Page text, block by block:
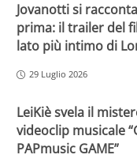
Jovanotti si
prima: il trailer del
lato più intimo di
29 Luglio 2026
LeiKiè svela il
videoclip musicale
PAPmusic GAME”